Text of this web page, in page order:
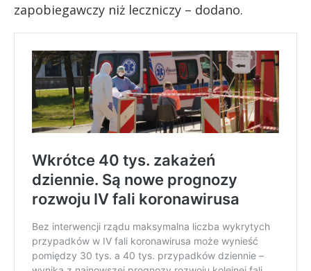
zapobiegawczy niż leczniczy – dodano.